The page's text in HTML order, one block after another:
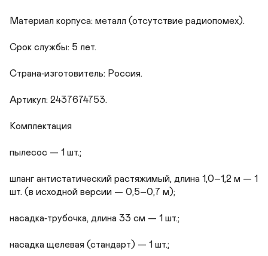
Материал корпуса: металл (отсутствие радиопомех).
Срок службы: 5 лет.
Страна‑изготовитель: Россия.
Артикул: 2437674753.
Комплектация
пылесос — 1 шт.;
шланг антистатический растяжимый, длина 1,0–1,2 м — 1
шт. (в исходной версии — 0,5–0,7 м);
насадка‑трубочка, длина 33 см — 1 шт.;
насадка щелевая (стандарт) — 1 шт.;